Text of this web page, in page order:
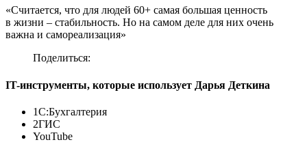
«Считается, что для людей 60+ самая большая ценность
в жизни – стабильность. Но на самом деле для них очень
важна и самореализация»
Поделиться:
IT-инструменты, которые использует Дарья Деткина
1С:Бухгалтерия
2ГИС
YouTube